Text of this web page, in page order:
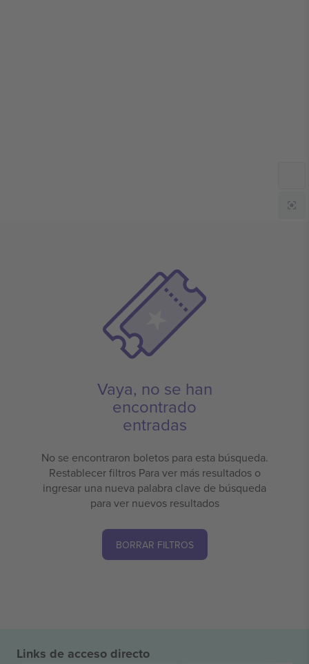
Vaya, no se han
encontrado
entradas
No se encontraron boletos para esta búsqueda.
Restablecer filtros Para ver más resultados o
ingresar una nueva palabra clave de búsqueda
para ver nuevos resultados
BORRAR FILTROS
Links de acceso directo